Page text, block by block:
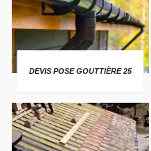
DEVIS POSE GOUTTIÈRE 25